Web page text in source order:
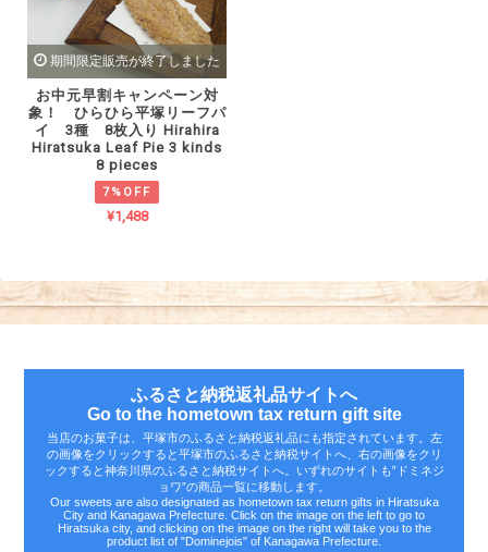
期間限定販売が終了しました
お中元早割キャンペーン対
象！ ひらひら平塚リーフパ
イ 3種 8枚入り Hirahira
Hiratsuka Leaf Pie 3 kinds
8 pieces
7%OFF
¥1,488
ふるさと納税返礼品サイトへ
Go to the hometown tax return gift site
当店のお菓子は、平塚市のふるさと納税返礼品にも指定されています。左
の画像をクリックすると平塚市のふるさと納税サイトへ、右の画像をクリ
ックすると神奈川県のふるさと納税サイトへ。いずれのサイトも‟ドミネジ
ョワ”の商品一覧に移動します。
Our sweets are also designated as hometown tax return gifts in Hiratsuka
City and Kanagawa Prefecture. Click on the image on the left to go to
Hiratsuka city, and clicking on the image on the right will take you to the
product list of "Dominejois" of Kanagawa Prefecture.